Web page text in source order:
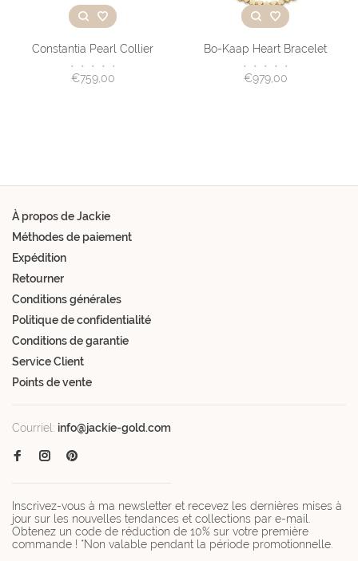
Constantia Pearl Collier
• • • • •
€759,00
Bo-Kaap Heart Bracelet
• • • • •
€979,00
À propos de Jackie
Méthodes de paiement
Expédition
Retourner
Conditions générales
Politique de confidentialité
Conditions de garantie
Service Client
Points de vente
Courriel: info@jackie-gold.com
Inscrivez-vous à ma newsletter et recevez les dernières mises à
jour sur les nouvelles tendances et collections par e-mail.
Obtenez un code de réduction de 10% sur votre première
commande ! *Non valable pendant la période promotionnelle.